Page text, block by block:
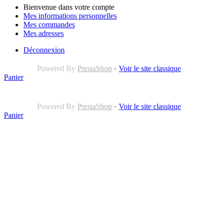
Bienvenue dans votre compte
Mes informations personnelles
Mes commandes
Mes adresses
Déconnexion
Powered By PrestaShop • Voir le site classique
Panier
Powered By PrestaShop • Voir le site classique
Panier